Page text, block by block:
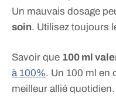
Un mauvais dosage
soin. Utilisez toujours
Savoir que 100 ml
à 100%. Un 100 ml en
meilleur allié quotidien.